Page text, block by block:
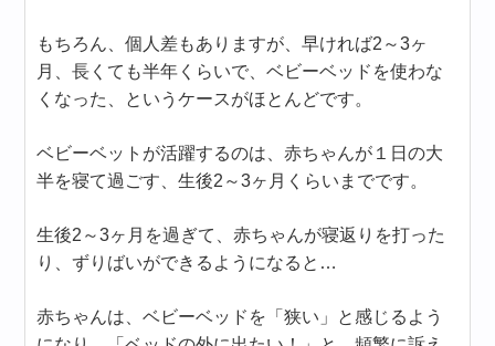
もちろん、個人差もありますが、早ければ2～3ヶ
月、長くても半年くらいで、ベビーベッドを使わな
くなった、というケースがほとんどです。
ベビーベットが活躍するのは、赤ちゃんが１日の大
半を寝て過ごす、生後2～3ヶ月くらいまでです。
生後2～3ヶ月を過ぎて、赤ちゃんが寝返りを打った
り、ずりばいができるようになると…
赤ちゃんは、ベビーベッドを「狭い」と感じるよう